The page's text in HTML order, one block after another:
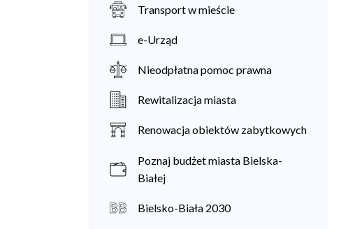
Transport w mieście
e-Urząd
Nieodpłatna pomoc prawna
Rewitalizacja miasta
Renowacja obiektów zabytkowych
Poznaj budżet miasta Bielska-
Białej
Bielsko-Biała 2030